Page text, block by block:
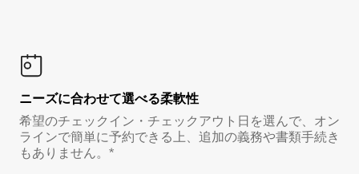
ニーズに合わせて選べる柔軟性
希望のチェックイン・チェックアウト日を選んで、オン
ラインで簡単に予約できる上、追加の義務や書類手続き
もありません。*